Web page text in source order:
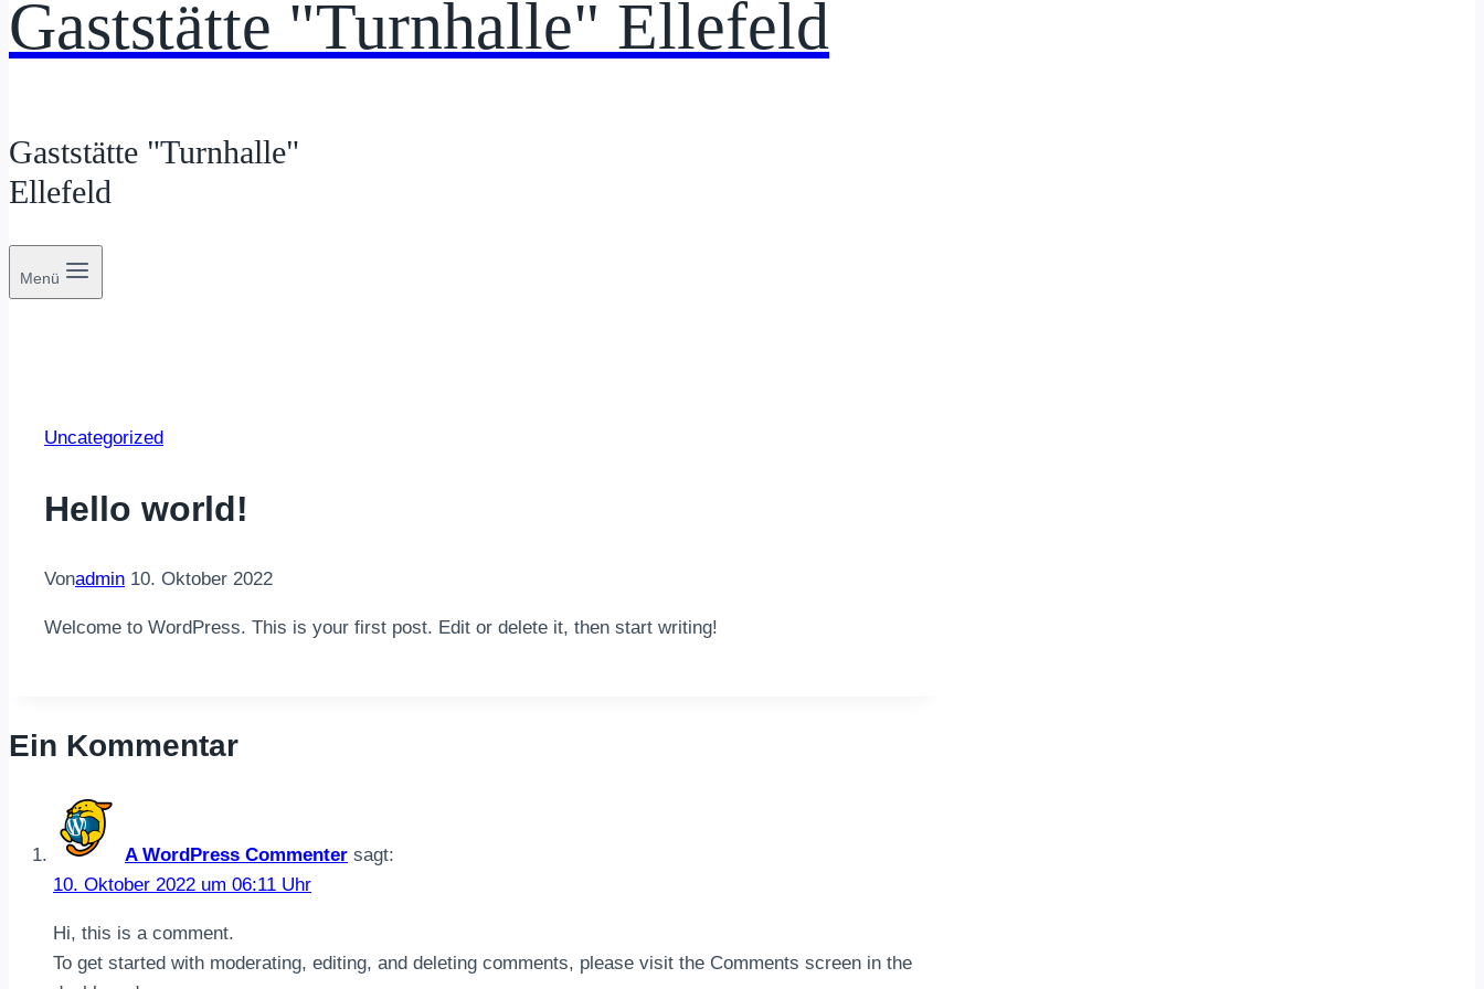
Gaststätte "Turnhalle" Ellefeld
Gaststätte "Turnhalle"
Ellefeld
Menü
Uncategorized
Hello world!
Vonadmin 10. Oktober 2022
Welcome to WordPress. This is your first post. Edit or delete it, then start writing!
Ein Kommentar
A WordPress Commenter sagt:
10. Oktober 2022 um 06:11 Uhr
Hi, this is a comment.
To get started with moderating, editing, and deleting comments, please visit the Comments screen in the